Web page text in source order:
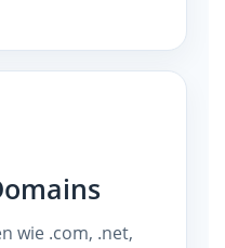
wie .com, .net,